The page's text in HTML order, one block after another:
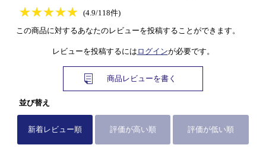
★★★★★
★★★★★
(4.9/118件)
この商品に対するあなたのレビューを投稿することができます。
レビューを投稿するには ログインが必要です。
商品レビューを書く
並び替え
新着レビュー順 評価が高い順 評価が低い順